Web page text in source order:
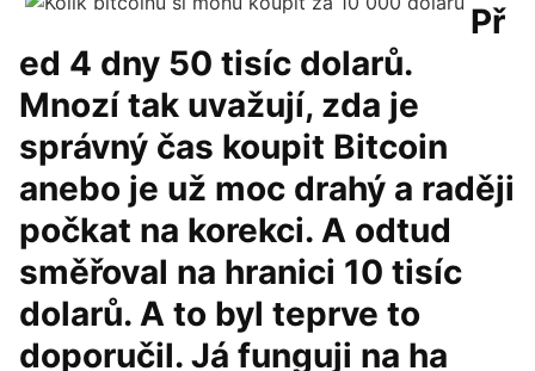
Př
ed 4 dny 50 tisíc dolarů.
Mnozí tak uvažují, zda je
správný čas koupit Bitcoin
anebo je už moc drahý a raději
počkat na korekci. A odtud
směřoval na hranici 10 tisíc
dolarů. A to byl teprve to
doporučil. Já funguji na ha